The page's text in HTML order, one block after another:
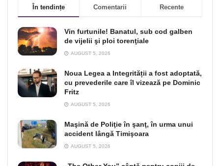
În tendințe Comentarii Recente
Vin furtunile! Banatul, sub cod galben
de vijelii şi ploi torenţiale
AUGUST 5, 2026
Noua Legea a Integrității a fost adoptată,
cu prevederile care îl vizează pe Dominic
Fritz
AUGUST 5, 2026
Maşină de Poliţie în şanţ, în urma unui
accident lângă Timişoara
AUGUST 5, 2026